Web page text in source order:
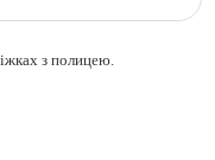
з полицею.